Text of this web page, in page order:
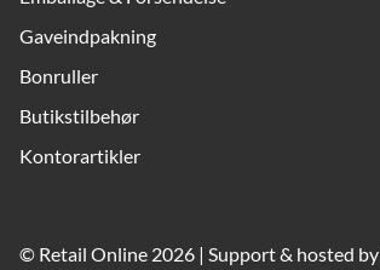
Gaveindpakning
Bonruller
Butikstilbehør
Kontorartikler
© Retail Online 2026 | Support & hosted by